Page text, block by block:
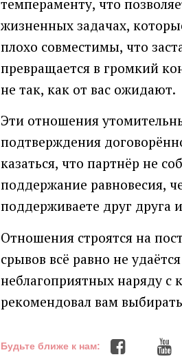
темпераменту, что
жизненных задачах,
плохо совместимы, что
превращается в громкий
не так, как от вас ожидают.
Эти отношения
подтверждения
казаться, что партнёр не
поддержание равновесия,
поддерживаете друг друга
Отношения строятся на
срывов всё равно не
неблагоприятных наряду
рекомендовал вам
Будьте ближе к нам: